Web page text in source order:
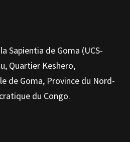
Sapientia de Goma (UCS-
Quartier Keshero,
de Goma, Province du Nord-
du Congo.